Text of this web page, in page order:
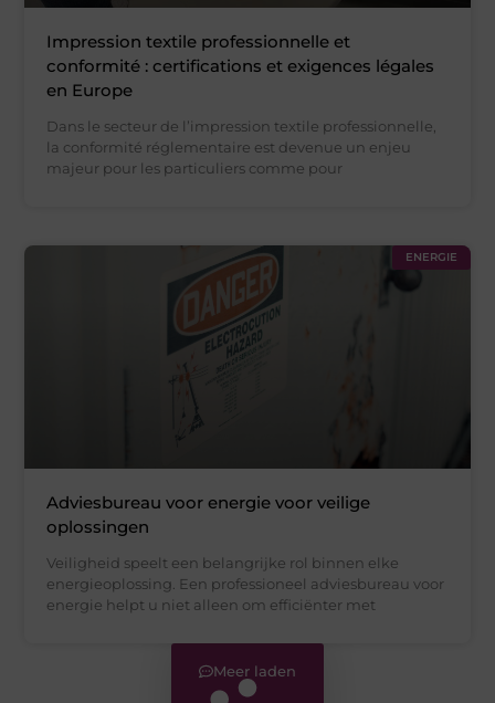
Impression textile professionnelle et
conformité : certifications et exigences légales
en Europe
Dans le secteur de l’impression textile professionnelle,
la conformité réglementaire est devenue un enjeu
majeur pour les particuliers comme pour
ENERGIE
Adviesbureau voor energie voor veilige
oplossingen
Veiligheid speelt een belangrijke rol binnen elke
energieoplossing. Een professioneel adviesbureau voor
energie helpt u niet alleen om efficiënter met
Meer laden